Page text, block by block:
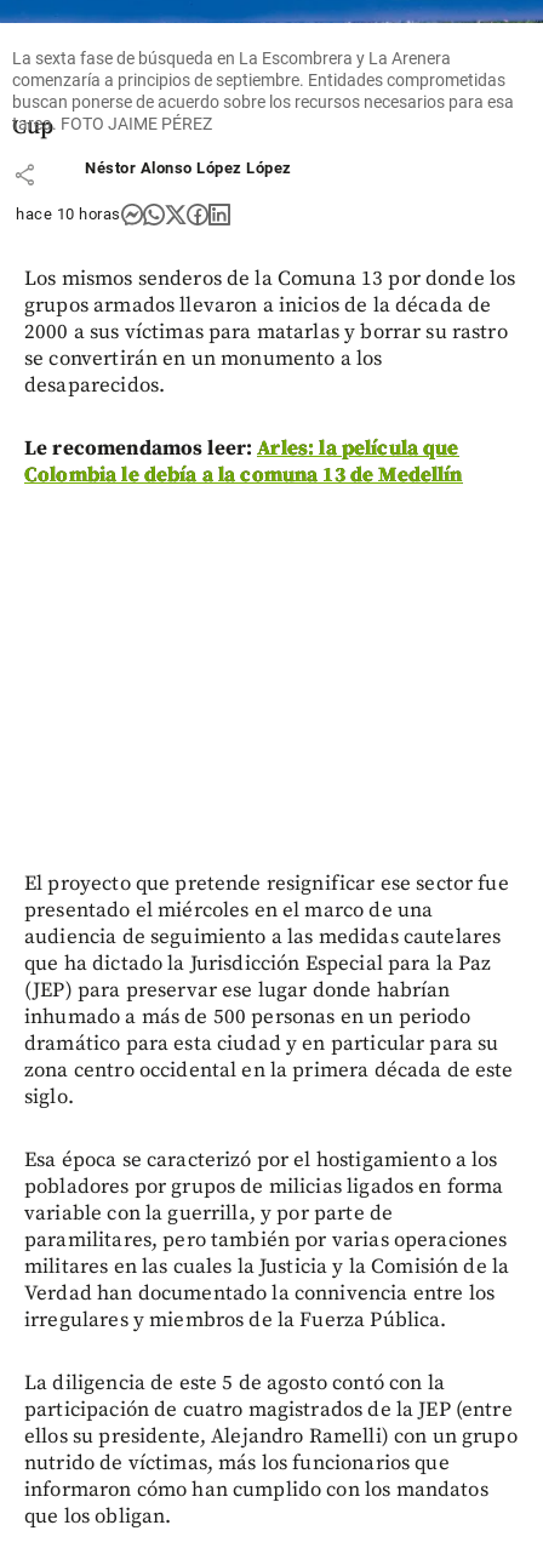
ya es el
goleador
de la
Leagues
Cup
share
La sexta fase de búsqueda en La Escombrera y La Arenera
comenzaría a principios de septiembre. Entidades comprometidas
buscan ponerse de acuerdo sobre los recursos necesarios para esa
tarea. FOTO JAIME PÉREZ
Néstor Alonso López López
hace 10 horas
Los mismos senderos de la Comuna 13 por donde los
grupos armados llevaron a inicios de la década de
2000 a sus víctimas para matarlas y borrar su rastro
se convertirán en un monumento a los
desaparecidos.
Le recomendamos leer:Arles: la película que
Colombia le debía a la comuna 13 de Medellín
El proyecto que pretende resignificar ese sector fue
presentado el miércoles en el marco de una
audiencia de seguimiento a las medidas cautelares
que ha dictado la Jurisdicción Especial para la Paz
(JEP) para preservar ese lugar donde habrían
inhumado a más de 500 personas en un periodo
dramático para esta ciudad y en particular para su
zona centro occidental en la primera década de este
siglo.
Esa época se caracterizó por el hostigamiento a los
pobladores por grupos de milicias ligados en forma
variable con la guerrilla, y por parte de
paramilitares, pero también por varias operaciones
militares en las cuales la Justicia y la Comisión de la
Verdad han documentado la connivencia entre los
irregulares y miembros de la Fuerza Pública.
La diligencia de este 5 de agosto contó con la
participación de cuatro magistrados de la JEP (entre
ellos su presidente, Alejandro Ramelli) con un grupo
nutrido de víctimas, más los funcionarios que
informaron cómo han cumplido con los mandatos
que los obligan.